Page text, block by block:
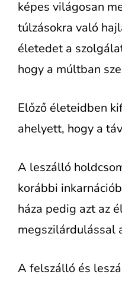
képes világosan
túlzásokra való
életedet a
hogy a múltban
Előző életeidben
ahelyett, hogy a
A leszálló
korábbi
háza pedig azt az
megszilárdulással
A felszálló és